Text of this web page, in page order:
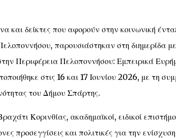
και δείκτες που αφορούν στην κοινωνική
παρουσιάστηκαν στη διημερίδα
Περιφέρεια Πελοποννήσου: Εμπειρικά
στις 16 και 17 Ιουνίου 2026, με τη
του Δήμου Σπάρτης.
Κορινθίας, ακαδημαϊκοί, ειδικοί
προσεγγίσεις και πολιτικές για την